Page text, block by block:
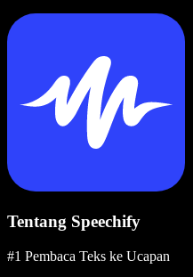
Tentang Speechify
#1 Pembaca Teks ke Ucapan